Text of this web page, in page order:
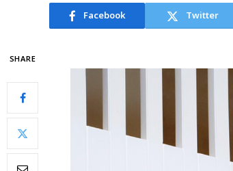
Facebook Twitter
SHARE